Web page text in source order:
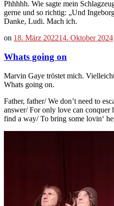
Phhhhh. Wie sagte mein
gerne und so richtig: „Und
Danke, Ludi. Mach ich.
on 18. März 202214. Oktober 2024
Whats going on
Marvin Gaye tröstet mich.
Whats going on.
Father, father/ We don’t need to
answer/ For only love can conquer
find a way/ To bring some lovin‘